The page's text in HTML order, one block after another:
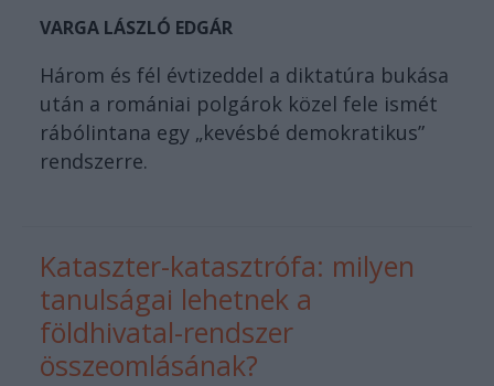
VARGA LÁSZLÓ EDGÁR
Három és fél évtizeddel a diktatúra bukása
után a romániai polgárok közel fele ismét
rábólintana egy „kevésbé demokratikus”
rendszerre.
Kataszter-katasztrófa: milyen
tanulságai lehetnek a
földhivatal-rendszer
összeomlásának?